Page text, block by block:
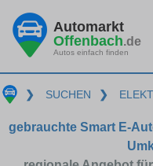
Automarkt
Offenbach.de
Autos einfach finden
❯ SUCHEN ❯
gebrauchte Smart E-